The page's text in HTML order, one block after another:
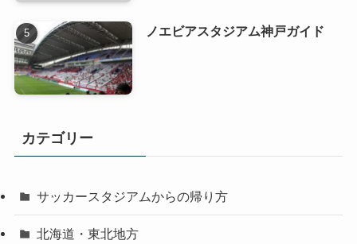
ノエビアスタジアム神戸ガイド
カテゴリー
サッカースタジアムからの帰り方
北海道・東北地方